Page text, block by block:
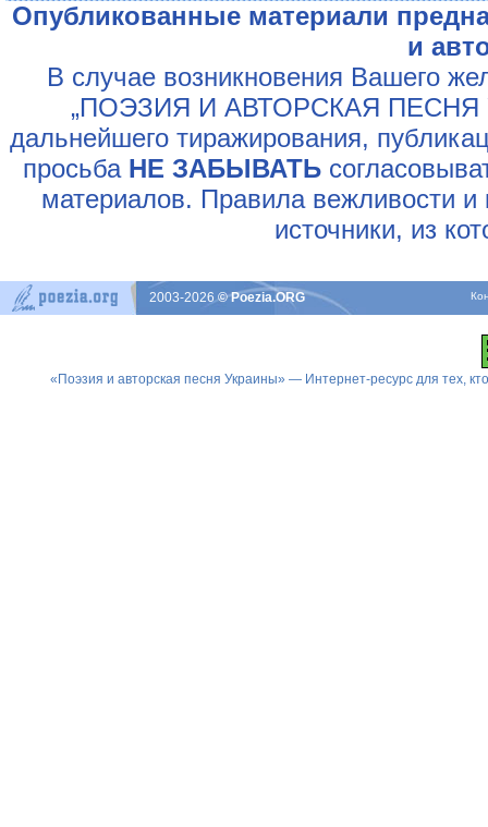
Опубликованные материали
и
В случае возникновения Вашего
„ПОЭЗИЯ И АВТОРСКАЯ ПЕСНЯ
дальнейшего тиражирования,
просьба НЕ ЗАБЫВАТЬ
материалов. Правила вежливости и
источники, из
2003-2026© Poezia.ORG
«Поэзия и авторская песня Украины» — Интернет-ресурс для тех,